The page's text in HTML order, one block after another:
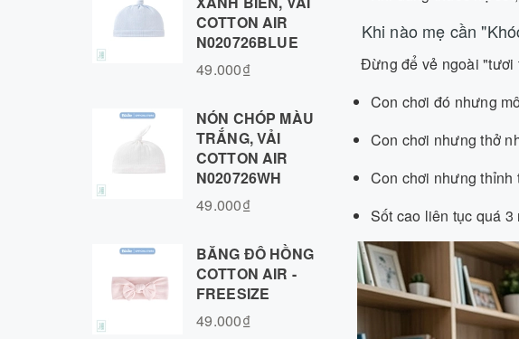
Khi nào mẹ cần
Đừng để vẻ ngoài "tươi
Con chơi đó nhưng
Con chơi nhưng thở
Con chơi nhưng thỉnh
Sốt cao liên tục quá
COTTON AIR
N020726BLUE
49.000₫
NÓN CHÓP MÀU
TRẮNG, VẢI
COTTON AIR
N020726WH
49.000₫
BĂNG ĐÔ HỒNG
COTTON AIR -
FREESIZE
49.000₫